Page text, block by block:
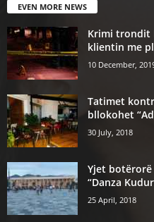
EVEN MORE NEWS
Krimi trondit
klientin me
10 December,
Tatimet
bllokohet
30 July, 2018
Yjet botërorë
“Danza
25 April, 2018